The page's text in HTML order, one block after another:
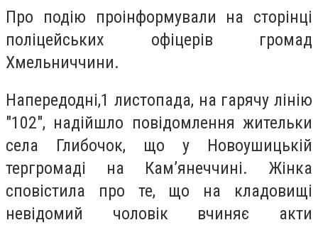
Про подію проінформували на сторінці
поліцейських офіцерів громад
Хмельниччини.
Напередодні,1 листопада, на гарячу лінію
"102", надійшло повідомлення жительки
села Глибочок, що у Новоушицькій
тергромаді на Кам’янеччині. Жінка
сповістила про те, що на кладовищі
невідомий чоловік вчиняє акти